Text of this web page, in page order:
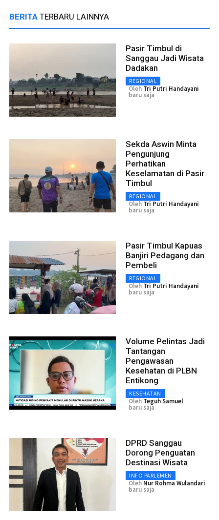
BERITA TERBARU LAINNYA
Pasir Timbul di
Sanggau Jadi Wisata
Dadakan
REGIONAL
Oleh Tri Putri Handayani
baru saja
Sekda Aswin Minta
Pengunjung
Perhatikan
Keselamatan di Pasir
Timbul
REGIONAL
Oleh Tri Putri Handayani
baru saja
Pasir Timbul Kapuas
Banjiri Pedagang dan
Pembeli
REGIONAL
Oleh Tri Putri Handayani
baru saja
Volume Pelintas Jadi
Tantangan
Pengawasan
Kesehatan di PLBN
Entikong
KESEHATAN
Oleh Teguh Samuel
baru saja
DPRD Sanggau
Dorong Penguatan
Destinasi Wisata
INFO PARLEMEN
Oleh Nur Rohma Wulandari
baru saja